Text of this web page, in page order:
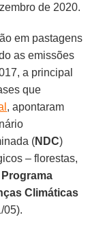
de 2020.
em pastagens
as emissões
a principal
que
, apontaram
(NDC)
– florestas,
Programa
Climáticas
05).